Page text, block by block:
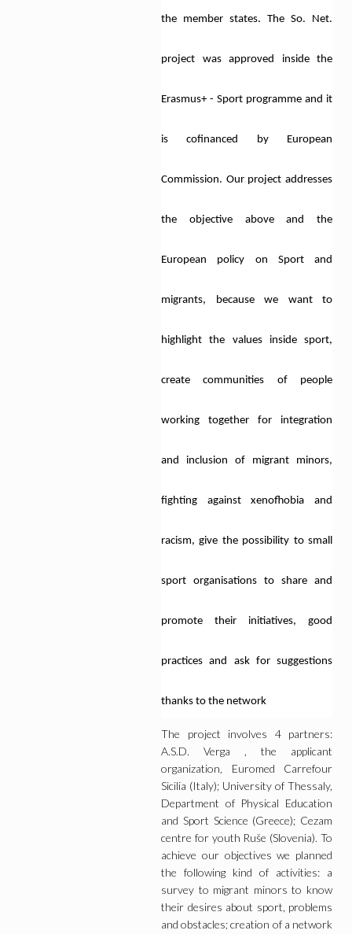
the member states. The So. Net.
project was approved inside the
Erasmus+ - Sport programme and it
is cofinanced by European
Commission. Our project addresses
the objective above and the
European policy on Sport and
migrants, because we want to
highlight the values inside sport,
create communities of people
working together for integration
and inclusion of migrant minors,
fighting against xenofhobia and
racism, give the possibility to small
sport organisations to share and
promote their initiatives, good
practices and ask for suggestions
thanks to the network
The project involves 4 partners:
A.S.D. Verga , the applicant
organization, Euromed Carrefour
Sicilia (Italy); University of Thessaly,
Department of Physical Education
and Sport Science (Greece); Cezam
centre for youth Ruše (Slovenia). To
achieve our objectives we planned
the following kind of activities: a
survey to migrant minors to know
their desires about sport, problems
and obstacles; creation of a network